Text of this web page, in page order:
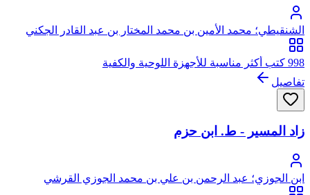
الشنقيطي؛ محمد الأمين بن محمد المختار بن عبد القادر الجكني
الشنقيطي
998 كتب أكثر مناسبة للأجهزة اللوحية والكفية
تفاصيل
زاد المسير - ط. ابن حزم
ابن الجوزي؛ عبد الرحمن بن علي بن محمد الجوزي القرشي
البغدادي، أبو الفرج